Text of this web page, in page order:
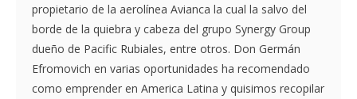
propietario de la aerolínea Avianca la cual la salvo del
borde de la quiebra y cabeza del grupo Synergy Group
dueño de Pacific Rubiales, entre otros. Don Germán
Efromovich en varias oportunidades ha recomendado
como emprender en America Latina y quisimos recopilar